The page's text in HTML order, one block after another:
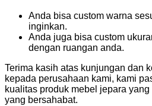
Anda bisa custom warna
inginkan.
Anda juga bisa custom
dengan ruangan anda.
Terima kasih atas kunjungan dan
kepada perusahaan kami, kami
kualitas produk mebel jepara
yang bersahabat.